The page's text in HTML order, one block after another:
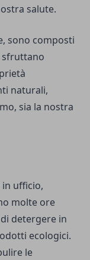
salute.
sono composti
sfruttano
naturali,
sia la nostra
ufficio,
molte ore
detergere in
ecologici.
le